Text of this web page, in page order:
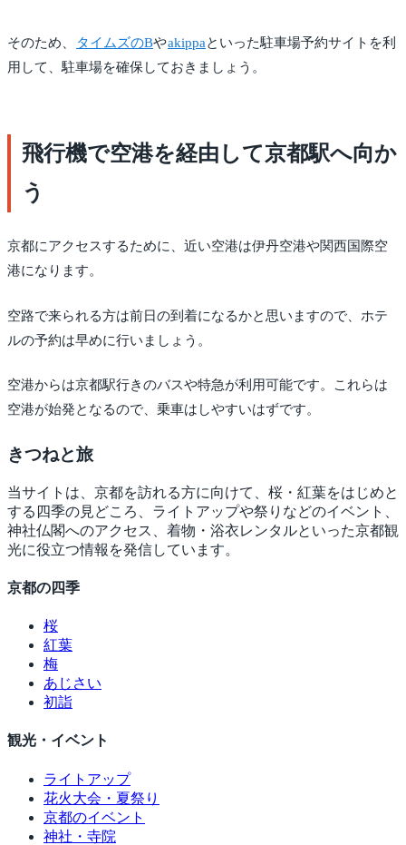
そのため、 タイムズのBやakippaといった駐車場予約サイトを利
用して、駐車場を確保しておきましょう。
飛行機で空港を経由して京都駅へ向か
う
京都にアクセスするために、近い空港は伊丹空港や関西国際空
港になります。
空路で来られる方は前日の到着になるかと思いますので、ホテ
ルの予約は早めに行いましょう。
空港からは京都駅行きのバスや特急が利用可能です。これらは
空港が始発となるので、乗車はしやすいはずです。
きつねと旅
当サイトは、京都を訪れる方に向けて、桜・紅葉をはじめと
する四季の見どころ、ライトアップや祭りなどのイベント、
神社仏閣へのアクセス、着物・浴衣レンタルといった京都観
光に役立つ情報を発信しています。
京都の四季
桜
紅葉
梅
あじさい
初詣
観光・イベント
ライトアップ
花火大会・夏祭り
京都のイベント
神社・寺院